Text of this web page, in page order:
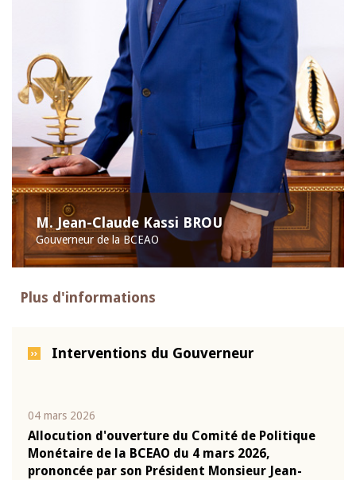
M. Jean-Claude Kassi BROU
Gouverneur de la BCEAO
Plus d'informations
Interventions du Gouverneur
04 mars 2026
Allocution d'ouverture du Comité de Politique
Monétaire de la BCEAO du 4 mars 2026,
prononcée par son Président Monsieur Jean-